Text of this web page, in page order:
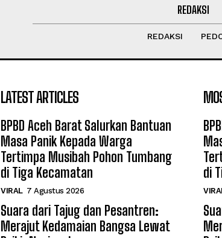
REDAKSI
REDAKSI
LATEST ARTICLES
BPBD Aceh Barat Salurkan Bantuan
Masa Panik Kepada Warga
Tertimpa Musibah Pohon Tumbang
di Tiga Kecamatan
VIRAL 7 Agustus 2026
Suara dari Tajug dan Pesantren:
Merajut Kedamaian Bangsa Lewat
di